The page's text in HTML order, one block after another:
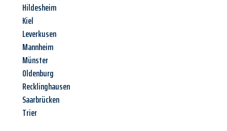
Hildesheim
Kiel
Leverkusen
Mannheim
Münster
Oldenburg
Recklinghausen
Saarbrücken
Trier